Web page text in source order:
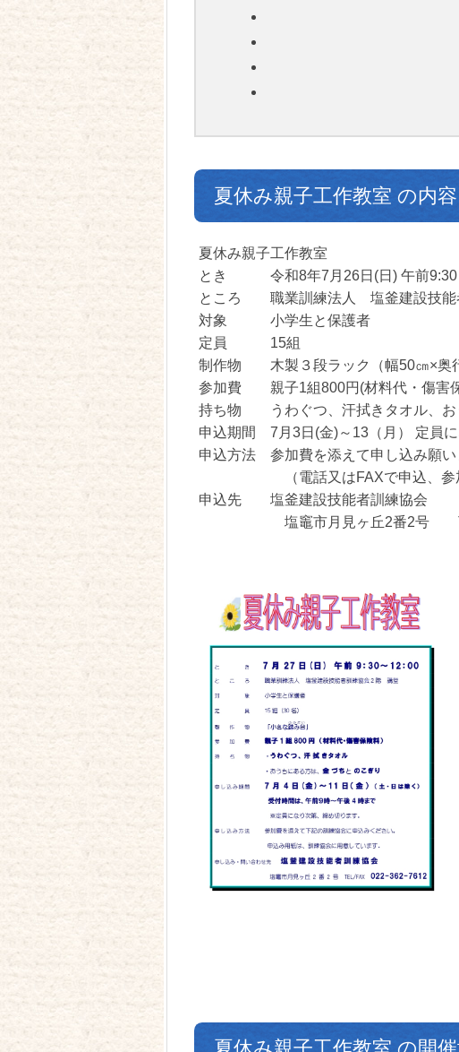
夏休み親子工作教室 の内容
夏休み親子工作教室
とき 令和8年7月26日(日) 午前9:30
ところ 職業訓練法人 塩釜建設技能
対象 小学生と保護者
定員 15組
制作物 木製３段ラック（幅50㎝×奥
参加費 親子1組800円(材料代・傷害
持ち物 うわぐつ、汗拭きタオル、お
申込期間 7月3日(金)～13（月） 定員に
申込方法 参加費を添えて申し込み願い
（電話又はFAXで申込、参加費
申込先 塩釜建設技能者訓練協会
塩竈市月見ヶ丘2番2号 TEL/